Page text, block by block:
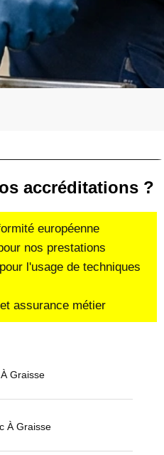
accréditations ?
européenne
nos prestations
l'usage de techniques
assurance métier
Graisse
À Graisse